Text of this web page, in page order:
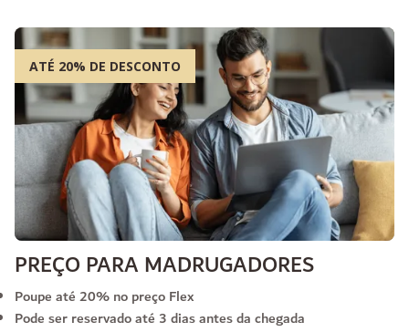
ATÉ 20% DE DESCONTO
PREÇO PARA MADRUGADORES
Poupe até 20% no preço Flex
Pode ser reservado até 3 dias antes da chegada